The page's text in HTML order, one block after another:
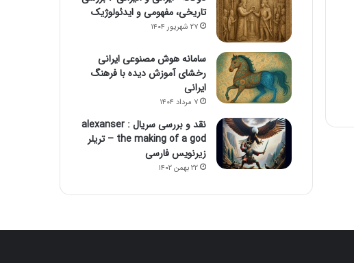
تاریخی، مفهومی و ایدئولوژیک
۲۷ شهریور ۱۴۰۴
سامانه هوش مصنوعی ایرانی
رخشای آموزش دیده با فرهنگ
ایرانی
۷ مرداد ۱۴۰۴
نقد و بررسی سریال alexanser :
the making of a god – تریلر
زیرنویس فارسی
۲۲ بهمن ۱۴۰۲